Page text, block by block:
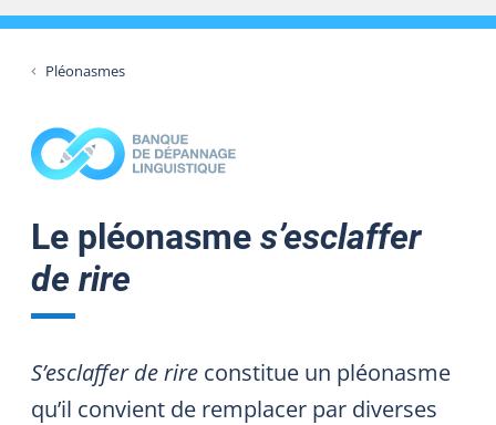
Pléonasmes
Le pléonasme s’esclaffer
de rire
S’esclaffer de rire constitue un pléonasme
qu’il convient de remplacer par diverses